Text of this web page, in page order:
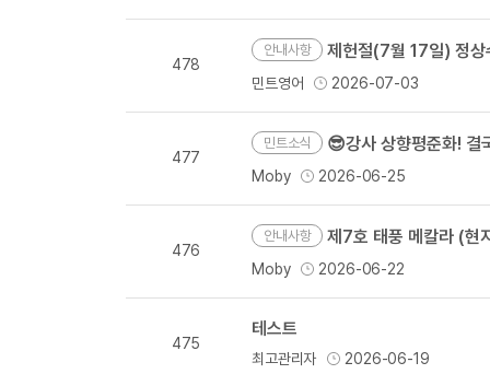
478
안내사항 제헌절(7월 17일) 정상
민트영어 2026-07-03
477
민트소식 😎강사 상향평준화! 결
Moby 2026-06-25
476
안내사항 제7호 태풍 메칼라 (
Moby 2026-06-22
475
테스트
최고관리자 2026-06-19